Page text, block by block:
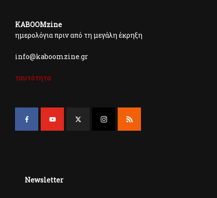
KABOOMzine
ημερολόγια πριν από τη μεγάλη έκρηξη
info@kaboomzine.gr
ταυτότητα
Newsletter